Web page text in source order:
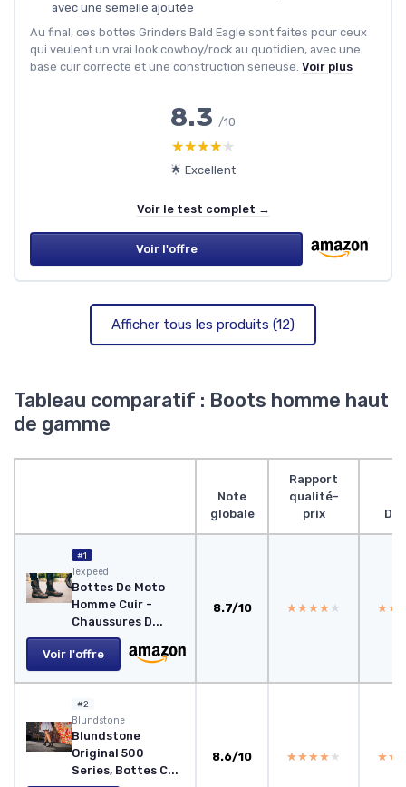
avec une semelle ajoutée
Au final, ces bottes Grinders Bald Eagle sont faites pour ceux
qui veulent un vrai look cowboy/rock au quotidien, avec une
base cuir correcte et une construction sérieuse. Voir plus
8.3 /10
★★★★★
★★★★★
🌟 Excellent
Voir le test complet →
Voir l'offre
Afficher tous les produits (12)
Tableau comparatif : Boots homme haut
de gamme
Note
globale
Rapport
qualité-
prix
#1
Texpeed
Bottes De Moto
Homme Cuir -
Chaussures D...
Voir l'offre
8.7/10 ★★★★★
★★★★★
#2
Blundstone
Blundstone
Original 500
Series, Bottes C...
8.6/10 ★★★★★
★★★★★